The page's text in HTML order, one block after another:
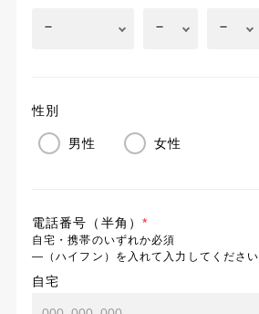
性別
男性 女性
電話番号（半角） *
自宅・携帯のいずれか必須
―（ハイフン）を入れて入力してください
自宅